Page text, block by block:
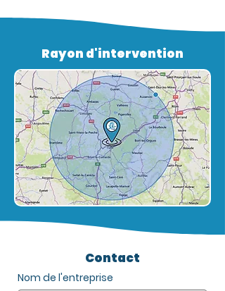
Rayon d'intervention
Contact
Nom de l'entreprise